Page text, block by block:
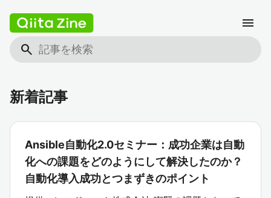
search
menu
新着記事
Ansible自動化2.0セミナー：成功企業は自動
化への課題をどのようにして解決したのか？
自動化導入成功とつまずきのポイント